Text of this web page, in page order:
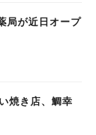
局が近日オープ
焼き店、鯛幸